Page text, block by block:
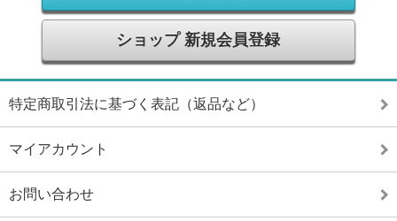
ショップ 新規会員登録
特定商取引法に基づく表記（返品など）
マイアカウント
お問い合わせ